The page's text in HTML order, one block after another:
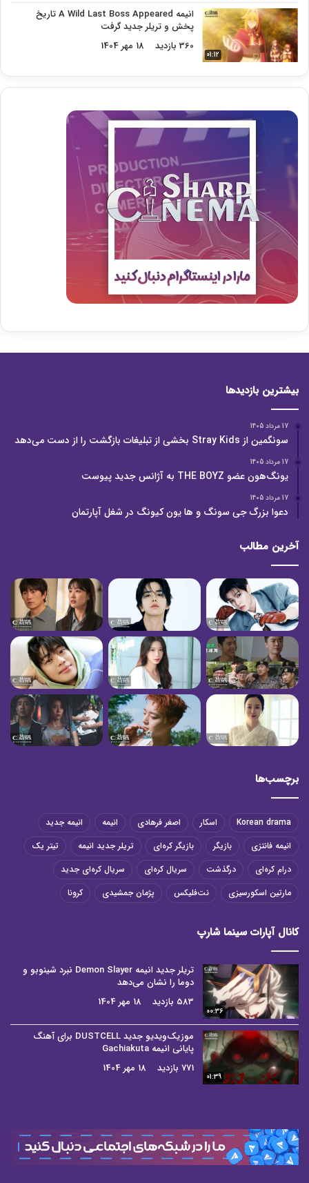
01:12
انیمه A Wild Last Boss Appeared تاریخ
پخش و تریلر جدید گرفت
360 بازدید
18 مهر 1404
بیشترین بازدیدها
17 مرداد 1405
سونگمین از Stray Kids بخشی از تبلیغات بازگشت را از دست می‌دهد
17 مرداد 1405
یونگ‌هون عضو THE BOYZ به آژانس جدید پیوست
17 مرداد 1405
دعوا بزرگ جی سونگ و ها یون کیونگ در شغل آپارتمان
آخرین مطالب
برچسب‌ها
Korean drama اسکار اصغر فرهادی انیمه
انیمه جدید
انیمه فانتزی
بازیگر بازیگر کره‌ای تریلر جدید انیمه
تیتر یک
درام کره‌ای
درگذشت سریال کره‌ای
سریال کره‌ای جدید
مارتین اسکورسیزی
نت‌فلیکس پژمان جمشیدی کرونا
کانال آپارات سینما شارپ
00:36
تریلر جدید انیمه Demon Slayer نبرد شینوبو و
دوما را نشان می‌دهد
583 بازدید
18 مهر 1404
01:39
موزیک‌ویدیو جدید DUSTCELL برای آهنگ
پایانی انیمه Gachiakuta
771 بازدید
18 مهر 1404